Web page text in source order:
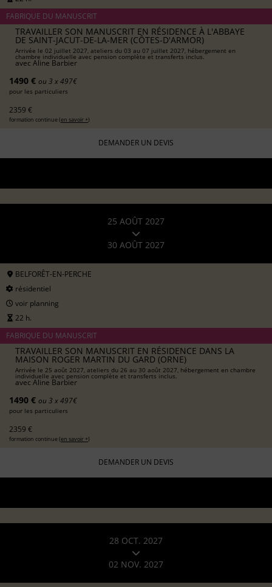
FABRIQUE DU MANUSCRIT
TRAVAILLER SON MANUSCRIT EN RÉSIDENCE À L'ABBAYE
DE SAINT-JACUT-DE-LA-MER (CÔTES-D'ARMOR)
Arrivée le 02 juillet 2027, ateliers du 03 au 07 juillet 2027, hébergement en
chambre individuelle avec pension complète et transferts inclus.
avec Aline Barbier
1490 € ou 3 x 497€
pour les particuliers
2359 €
formation continue (en savoir +)
DEMANDER UN DEVIS
25 AOÛT 2027
30 AOÛT 2027
BELFORÊT-EN-PERCHE
résidentiel
voir planning
22 h.
FABRIQUE DU MANUSCRIT
TRAVAILLER SON MANUSCRIT EN RÉSIDENCE DANS LA
MAISON ROGER MARTIN DU GARD (ORNE)
Arrivée le 25 août 2027, ateliers du 26 au 30 août 2027, hébergement en chambre
individuelle avec pension complète et transferts inclus.
avec Aline Barbier
1490 € ou 3 x 497€
pour les particuliers
2359 €
formation continue (en savoir +)
DEMANDER UN DEVIS
28 OCT. 2027
02 NOV. 2027